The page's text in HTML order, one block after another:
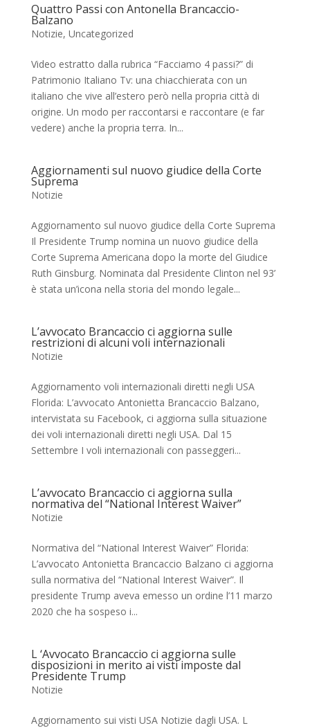
Quattro Passi con Antonella Brancaccio-
Balzano
Notizie, Uncategorized
Video estratto dalla rubrica “Facciamo 4 passi?” di
Patrimonio Italiano Tv: una chiacchierata con un
italiano che vive all’estero però nella propria città di
origine. Un modo per raccontarsi e raccontare (e far
vedere) anche la propria terra. In...
Aggiornamenti sul nuovo giudice della Corte
Suprema
Notizie
Aggiornamento sul nuovo giudice della Corte Suprema
Il Presidente Trump nomina un nuovo giudice della
Corte Suprema Americana dopo la morte del Giudice
Ruth Ginsburg. Nominata dal Presidente Clinton nel 93’
è stata un’icona nella storia del mondo legale...
L’avvocato Brancaccio ci aggiorna sulle
restrizioni di alcuni voli internazionali
Notizie
Aggiornamento voli internazionali diretti negli USA
Florida: L’avvocato Antonietta Brancaccio Balzano,
intervistata su Facebook, ci aggiorna sulla situazione
dei voli internazionali diretti negli USA. Dal 15
Settembre I voli internazionali con passeggeri...
L’avvocato Brancaccio ci aggiorna sulla
normativa del “National Interest Waiver”
Notizie
Normativa del “National Interest Waiver” Florida:
L’avvocato Antonietta Brancaccio Balzano ci aggiorna
sulla normativa del “National Interest Waiver”. Il
presidente Trump aveva emesso un ordine l’11 marzo
2020 che ha sospeso i...
L ‘Avvocato Brancaccio ci aggiorna sulle
disposizioni in merito ai visti imposte dal
Presidente Trump
Notizie
Aggiornamento sui visti USA Notizie dagli USA. L